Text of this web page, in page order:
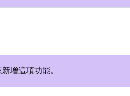
增這項功能。